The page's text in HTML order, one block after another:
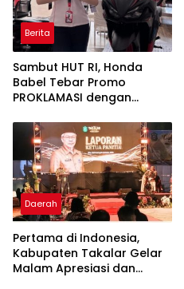
Berita
Sambut HUT RI, Honda
Babel Tebar Promo
PROKLAMASI dengan
Jutaan Rupiah
Daerah
Pertama di Indonesia,
Kabupaten Takalar Gelar
Malam Apresiasi dan